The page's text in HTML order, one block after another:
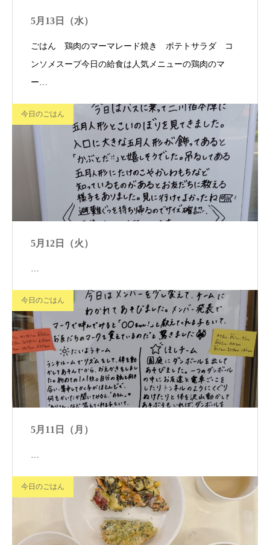
5月13日（水）
ごはん 鶏肉のマーマレード焼き ポテトサラダ コ
ンソメスープ今日の給食は人気メニューの鶏肉のマ
ー…
今日のごはん
5月12日（火）
…
今日のごはん
5月11日（月）
…
今日のごはん